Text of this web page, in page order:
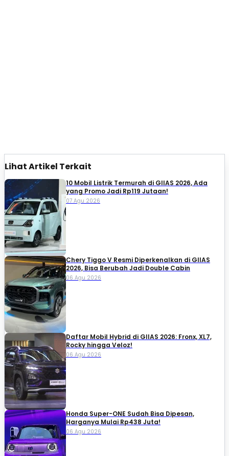
Lihat Artikel Terkait
10 Mobil Listrik Termurah di GIIAS 2026, Ada
yang Promo Jadi Rp119 Jutaan!
07 Agu 2026
Chery Tiggo V Resmi Diperkenalkan di GIIAS
2026, Bisa Berubah Jadi Double Cabin
06 Agu 2026
Daftar Mobil Hybrid di GIIAS 2026: Fronx, XL7,
Rocky hingga Veloz!
06 Agu 2026
Honda Super-ONE Sudah Bisa Dipesan,
Harganya Mulai Rp438 Juta!
06 Agu 2026